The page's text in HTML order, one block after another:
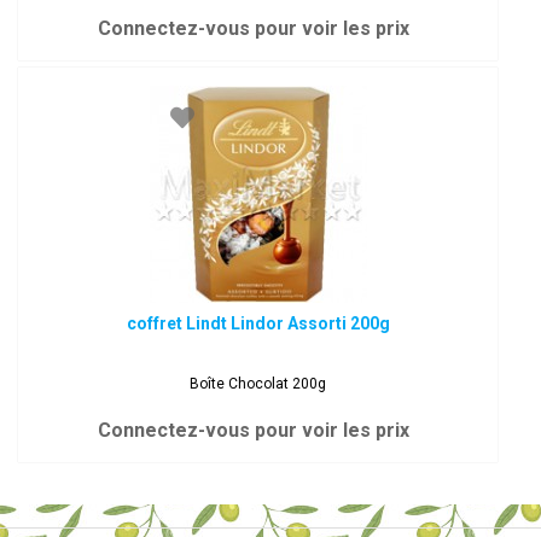
Connectez-vous pour voir les prix
coffret Lindt Lindor Assorti 200g
Boîte Chocolat 200g
Connectez-vous pour voir les prix